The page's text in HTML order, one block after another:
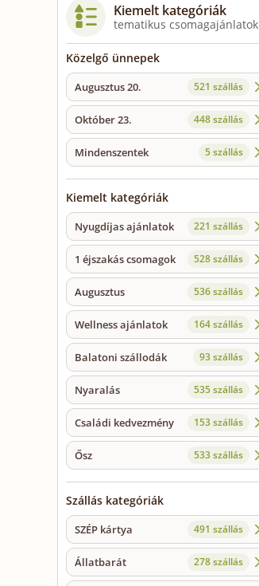
Kiemelt kategóriák
tematikus csomagajánlatok
Közelgő ünnepek
Augusztus 20. 521 szállás
Október 23. 448 szállás
Mindenszentek 5 szállás
Kiemelt kategóriák
Nyugdíjas ajánlatok 221 szállás
1 éjszakás csomagok 528 szállás
Augusztus 536 szállás
Wellness ajánlatok 164 szállás
Balatoni szállodák 93 szállás
Nyaralás 535 szállás
Családi kedvezmény 153 szállás
Ősz 533 szállás
Szállás kategóriák
SZÉP kártya 491 szállás
Állatbarát 278 szállás